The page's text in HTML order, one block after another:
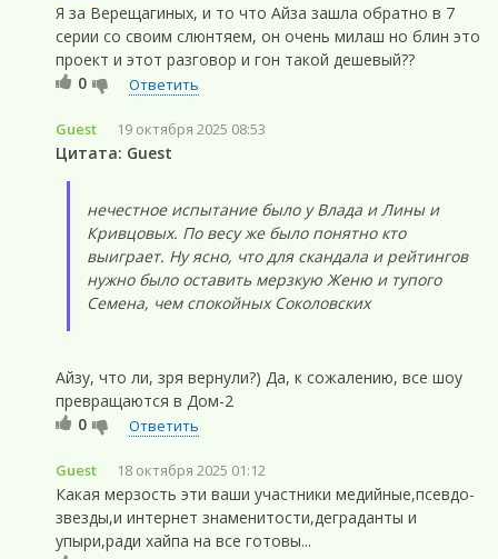
Я за Верещагиных, и то что Айза зашла обратно в 7
серии со своим слюнтяем, он очень милаш но блин это
проект и этот разговор и гон такой дешевый??
0
Ответить
Guest 19 октября 2025 08:53
Цитата: Guest
нечестное испытание было у Влада и Лины и
Кривцовых. По весу же было понятно кто
выиграет. Ну ясно, что для скандала и рейтингов
нужно было оставить мерзкую Женю и тупого
Семена, чем спокойных Соколовских
Айзу, что ли, зря вернули?) Да, к сожалению, все шоу
превращаются в Дом-2
0
Ответить
Guest 18 октября 2025 01:12
Какая мерзость эти ваши участники медийные,псевдо-
звезды,и интернет знаменитости,деграданты и
упыри,ради хайпа на все готовы...